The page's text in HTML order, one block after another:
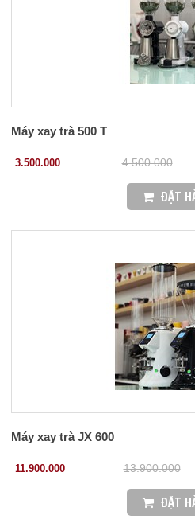
Máy xay trà 500 T
3.500.000 4.500.000
ĐẶT
Máy xay trà JX 600
11.900.000 13.900.000
ĐẶT